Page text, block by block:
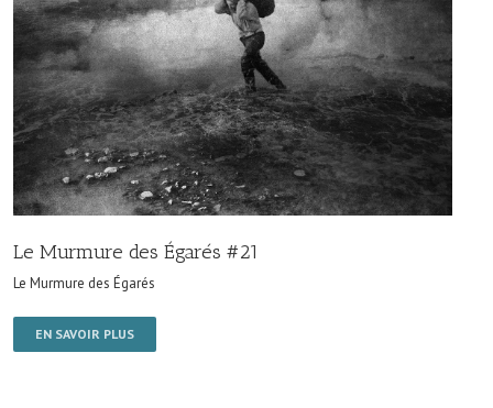
Le Murmure des Égarés #21
Le Murmure des Égarés
EN SAVOIR PLUS